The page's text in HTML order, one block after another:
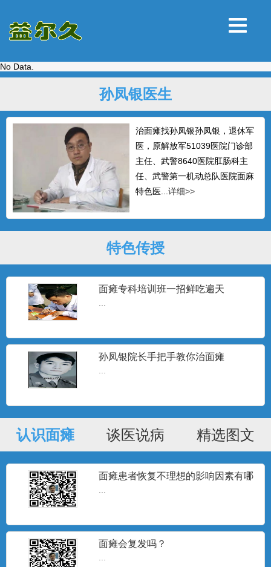
No Data.
孙凤银医生
治面瘫找孙凤银孙凤银，退休军
医，原解放军51039医院门诊部
主任、武警8640医院肛肠科主
任、武警第一机动总队医院面麻
特色医... 详细>>
特色传授
面瘫专科培训班一招鲜吃遍天
孙凤银院长手把手教你治面瘫
认识面瘫 谈医说病 精选图文
面瘫患者恢复不理想的影响因素有哪
面瘫会复发吗？